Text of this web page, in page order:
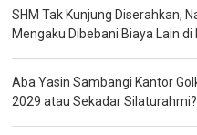
SHM Tak Kunjung Diserahkan,
Mengaku Dibebani Biaya Lain
Aba Yasin Sambangi Kantor
2029 atau Sekadar Silaturahmi?